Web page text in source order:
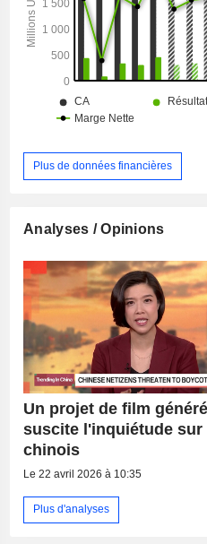
Plus de données financières
Analyses / Opinions
Un projet de film
suscite l'inquiétude sur
chinois
Le 22 avril 2026 à 10:35
Plus d'analyses